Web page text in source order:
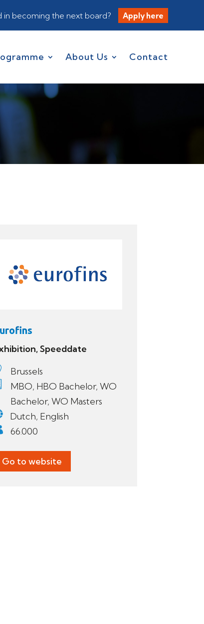
in becoming the next board? Apply here
About Us Contact
Speeddate
Brussels
MBO, HBO Bachelor, WO
Bachelor, WO Masters
Dutch, English
66.000
Go to website